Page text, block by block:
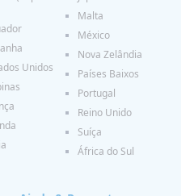
Unidos
Malta
México
Nova Zelândia
Países Baixos
Portugal
Reino Unido
Suíça
África do Sul